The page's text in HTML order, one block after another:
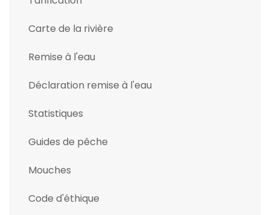
Carte de la rivière
Remise à l'eau
Déclaration remise à l'eau
Statistiques
Guides de pêche
Mouches
Code d'éthique